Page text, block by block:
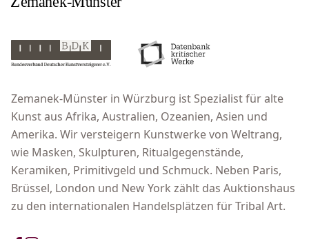
Zemanek-Münster in Würzburg ist Spezialist für alte
Kunst aus Afrika, Australien, Ozeanien, Asien und
Amerika. Wir versteigern Kunstwerke von Weltrang,
wie Masken, Skulpturen, Ritualgegenstände,
Keramiken, Primitivgeld und Schmuck. Neben Paris,
Brüssel, London und New York zählt das Auktionshaus
zu den internationalen Handelsplätzen für Tribal Art.